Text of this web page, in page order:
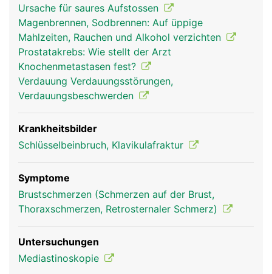
Brustbein Frau Brustbein Mann
Ursache für saures Aufstossen
Magenbrennen, Sodbrennen: Auf üppige
Mahlzeiten, Rauchen und Alkohol verzichten
Prostatakrebs: Wie stellt der Arzt
Knochenmetastasen fest?
Verdauung Verdauungsstörungen,
Verdauungsbeschwerden
Krankheitsbilder
Schlüsselbeinbruch, Klavikulafraktur
Symptome
Brustschmerzen (Schmerzen auf der Brust,
Thoraxschmerzen, Retrosternaler Schmerz)
Untersuchungen
Mediastinoskopie